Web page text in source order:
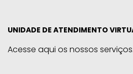
UNIDADE DE ATENDIMENTO
Acesse aqui os nossos serviços.